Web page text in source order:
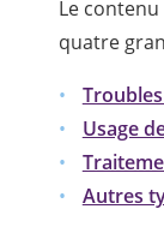
Le
quatre
Usage
Autres